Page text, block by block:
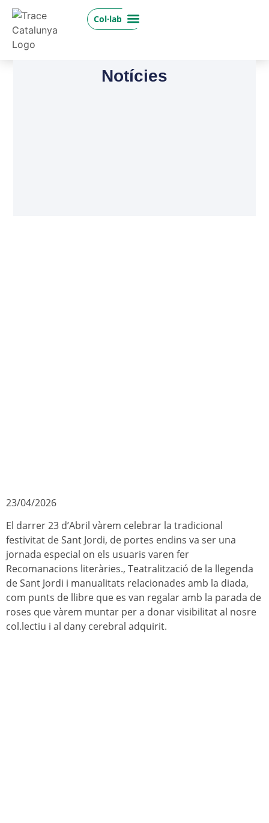
Col·labora
Notícies
23/04/2026
El darrer 23 d’Abril vàrem celebrar la tradicional
festivitat de Sant Jordi, de portes endins va ser una
jornada especial on els usuaris varen fer
Recomanacions literàries., Teatralització de la llegenda
de Sant Jordi i manualitats relacionades amb la diada,
com punts de llibre que es van regalar amb la parada de
roses que vàrem muntar per a donar visibilitat al nosre
col.lectiu i al dany cerebral adquirit.